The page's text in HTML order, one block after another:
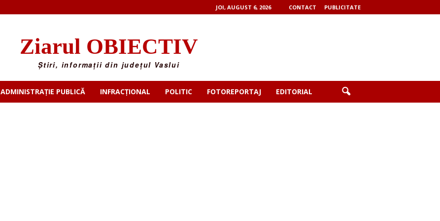
JOI, AUGUST 6, 2026 CONTACT PUBLICITATE
Ziarul OBIECTIV
Știri, informații din județul Vaslui
ADMINISTRAȚIE PUBLICĂ INFRACȚIONAL POLITIC FOTOREPORTAJ EDITORIAL